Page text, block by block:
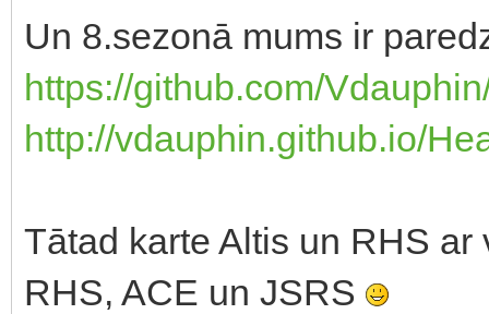
Un 8.sezonā mums ir
https://github.com/
http://vdauphin.github.io/
Tātad karte Altis un RHS
RHS, ACE un JSRS